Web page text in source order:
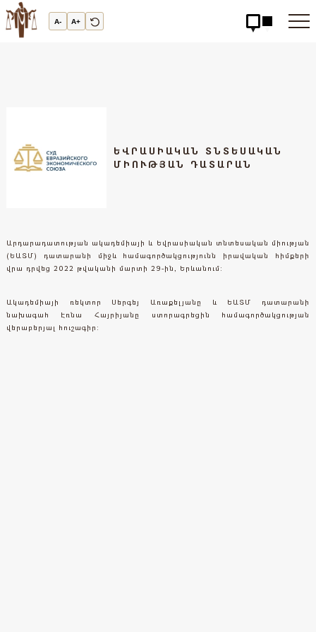
Արդարադատության
Ակադեմիա
A- A+
ԵՎՐԱՍԻԱԿԱՆ ՏՆՏԵՍԱԿԱՆ
ՄԻՈՒԹՅԱՆ ԴԱՏԱՐԱՆ
Արդարադատության ակադեմիայի և Եվրասիական տնտեսական միության
(ԵԱՏՄ) դատարանի միջև համագործակցությունն իրավական հիմքերի
վրա դրվեց 2022 թվականի մարտի 29-ին, Երևանում:
Ակադեմիայի ռեկտոր Սերգեյ Առաքելյանը և ԵԱՏՄ դատարանի
նախագահ Էռնա Հայրիյանը ստորագրեցին համագործակցության
վերաբերյալ հուշագիր: